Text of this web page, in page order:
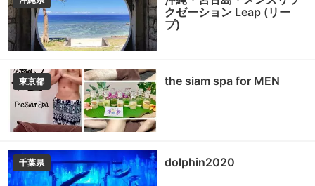
クゼーション Leap (リー
プ)
東京都 the siam spa for MEN
千葉県 dolphin2020